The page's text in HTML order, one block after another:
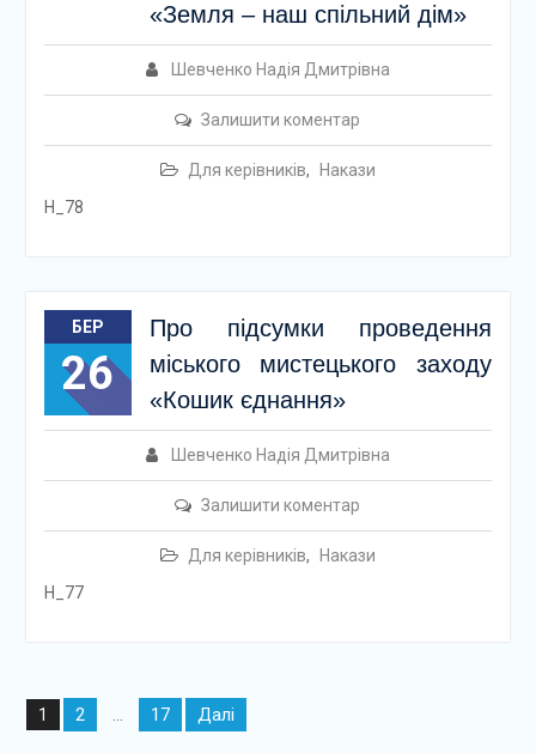
«Земля – наш спільний дім»
Шевченко Надія Дмитрівна
Залишити коментар
Для керівників,
Накази
Н_78
БЕР
26
Про підсумки проведення
міського мистецького заходу
«Кошик єднання»
Шевченко Надія Дмитрівна
Залишити коментар
Для керівників,
Накази
Н_77
Навігація
записів
1 2 17 Далі